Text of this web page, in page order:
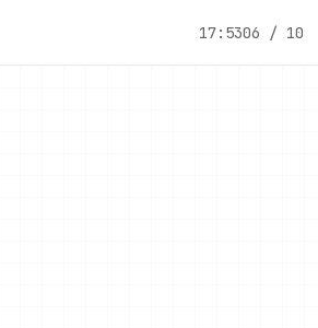
17:5306 / 10